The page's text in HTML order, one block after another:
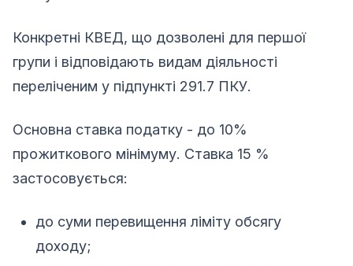
Конкретні КВЕД, що дозволені для першої
групи і відповідають видам діяльності
переліченим у підпункті 291.7 ПКУ.
Основна ставка податку - дo 10%
прожиткового мінімуму. Ставка 15 %
застосовується:
до суми перевищення ліміту обсягу
доходу;